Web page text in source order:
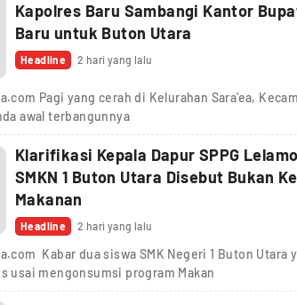
Kapolres Baru Sambangi Kantor
Baru untuk Buton Utara
Headline 2 hari yang lalu
Pagi yang cerah di Kelurahan Sara’ea,
awal terbangunnya
Klarifikasi Kepala Dapur SPPG
SMKN 1 Buton Utara Disebut Bukan
Makanan
Headline 2 hari yang lalu
Kabar dua siswa SMK Negeri 1 Buton Utara
usai mengonsumsi program Makan